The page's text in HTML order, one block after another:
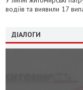
водіїв та виявили 17
ДІАЛОГИ